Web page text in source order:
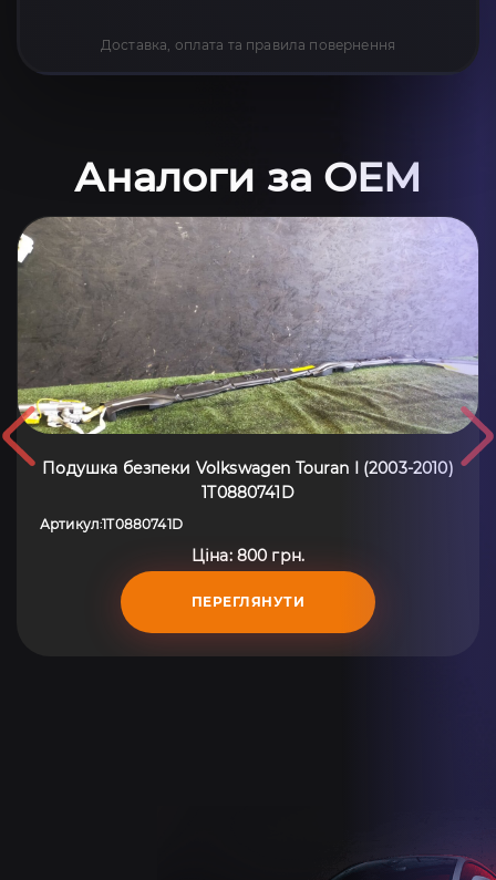
Доставка, оплата та правила повернення
Аналоги за OEM
Подушка безпеки Volkswagen Touran I (2003-2010)
1T0880741D
Артикул:1T0880741D
Ціна: 800 грн.
ПЕРЕГЛЯНУТИ